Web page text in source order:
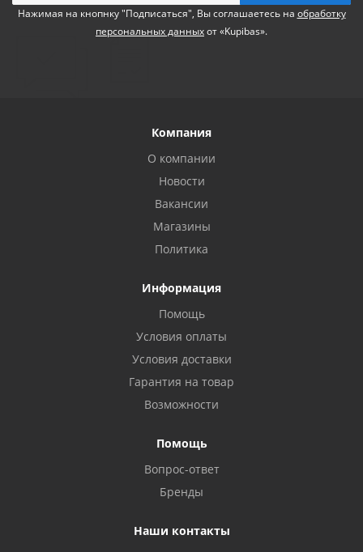
Нажимая на кнопнку "Подписаться", Вы соглашаетесь на обработку
персональных данныхот «Kupibas».
Компания
О компании
Новости
Вакансии
Магазины
Политика
Информация
Помощь
Условия оплаты
Условия доставки
Гарантия на товар
Возможности
Помощь
Вопрос-ответ
Бренды
Наши контакты